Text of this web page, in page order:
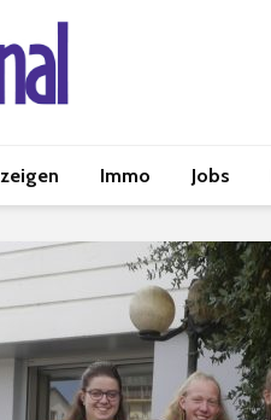
Immo Jobs